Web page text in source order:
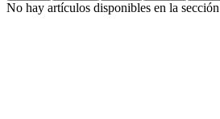
No hay artículos disponibles en la sección